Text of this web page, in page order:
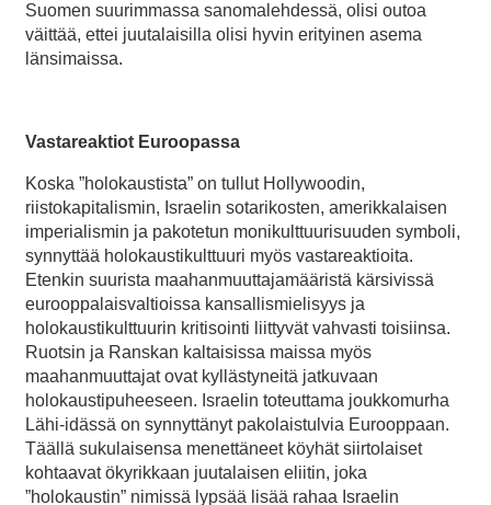
Suomen suurimmassa sanomalehdessä, olisi outoa
väittää, ettei juutalaisilla olisi hyvin erityinen asema
länsimaissa.
Vastareaktiot Euroopassa
Koska ”holokaustista” on tullut Hollywoodin,
riistokapitalismin, Israelin sotarikosten, amerikkalaisen
imperialismin ja pakotetun monikulttuurisuuden symboli,
synnyttää holokaustikulttuuri myös vastareaktioita.
Etenkin suurista maahanmuuttajamääristä kärsivissä
eurooppalaisvaltioissa kansallismielisyys ja
holokaustikulttuurin kritisointi liittyvät vahvasti toisiinsa.
Ruotsin ja Ranskan kaltaisissa maissa myös
maahanmuuttajat ovat kyllästyneitä jatkuvaan
holokaustipuheeseen. Israelin toteuttama joukkomurha
Lähi-idässä on synnyttänyt pakolaistulvia Eurooppaan.
Täällä sukulaisensa menettäneet köyhät siirtolaiset
kohtaavat ökyrikkaan juutalaisen eliitin, joka
”holokaustin” nimissä lypsää lisää rahaa Israelin